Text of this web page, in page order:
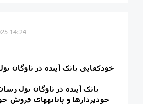
14:24
خودکفایی بانک آینده در ناوگان
بانک آینده در ناوگان پول
خودپردازها و پایانه‏های فروش